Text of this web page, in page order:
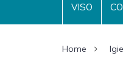
VISO
Home